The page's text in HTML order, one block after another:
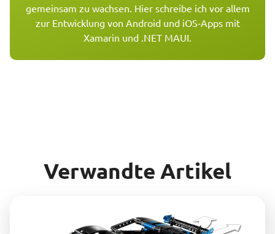
gemeinsam zu wachsen. Hier schreibe ich vor allem
zur Entwicklung von Android und iOS-Apps mit
Xamarin und .NET MAUI.
Verwandte Artikel